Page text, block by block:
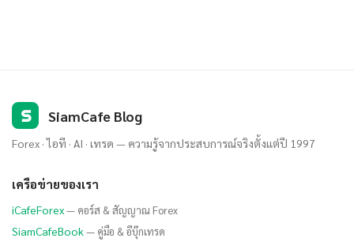
S SiamCafe Blog
Forex · ไอที · AI · เทรด — ความรู้จากประสบการณ์จริงตั้งแต่ปี 1997
เครือข่ายของเรา
iCafeForex— คอร์ส & สัญญาณ Forex
SiamCafeBook— คู่มือ & อีบุ๊กเทรด